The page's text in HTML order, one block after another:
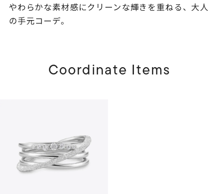
やわらかな素材感にクリーンな輝きを重ねる、大人
の手元コーデ。
Coordinate Items